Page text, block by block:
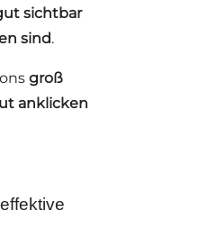
sichtbar
sind.
groß
anklicken